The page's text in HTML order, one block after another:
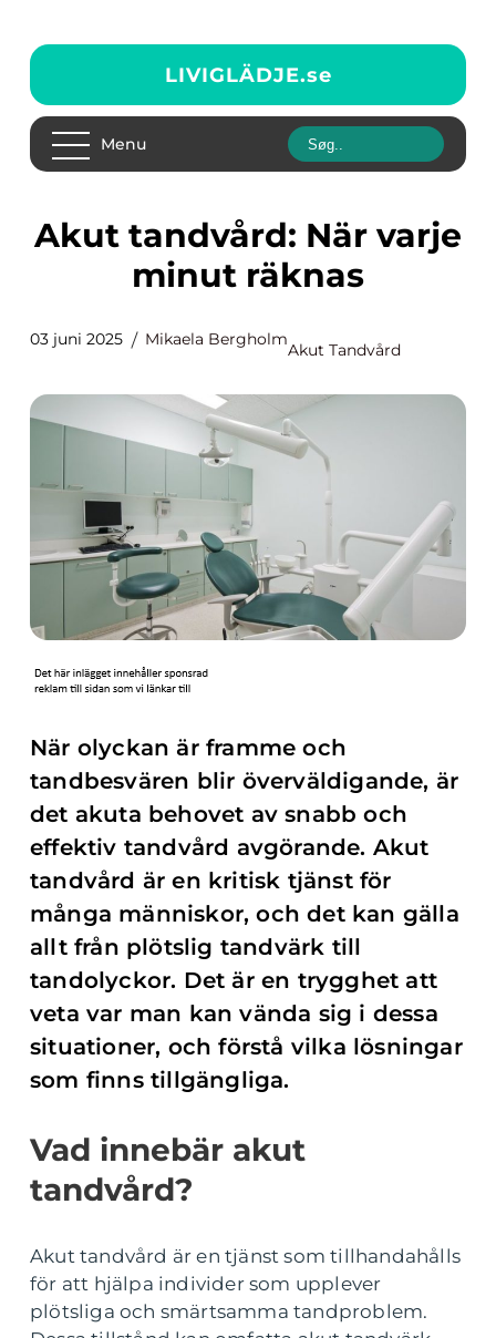
LIVIGLÄDJE.se
Menu
Akut tandvård: När varje
minut räknas
03 juni 2025 Mikaela Bergholm
Akut Tandvård
När olyckan är framme och
tandbesvären blir överväldigande, är
det akuta behovet av snabb och
effektiv tandvård avgörande. Akut
tandvård är en kritisk tjänst för
många människor, och det kan gälla
allt från plötslig tandvärk till
tandolyckor. Det är en trygghet att
veta var man kan vända sig i dessa
situationer, och förstå vilka lösningar
som finns tillgängliga.
Vad innebär akut
tandvård?
Akut tandvård är en tjänst som tillhandahålls
för att hjälpa individer som upplever
plötsliga och smärtsamma tandproblem.